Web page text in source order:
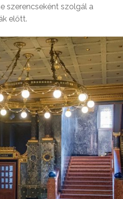
szerencseként szolgál a
előtt.